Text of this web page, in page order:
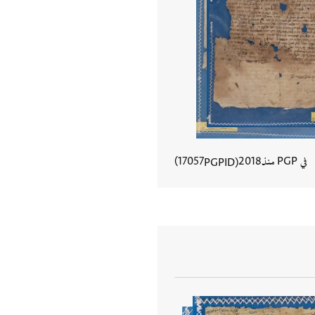
في PGP منذ 2018
PGPID
17057